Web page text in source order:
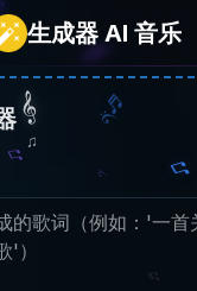
生成器 AI 音乐